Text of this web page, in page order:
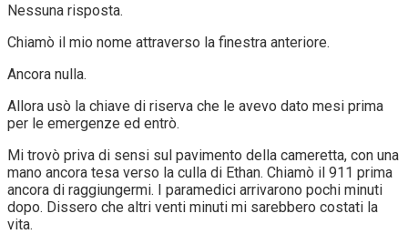
Nessuna risposta.
Chiamò il mio nome attraverso la finestra anteriore.
Ancora nulla.
Allora usò la chiave di riserva che le avevo dato mesi prima
per le emergenze ed entrò.
Mi trovò priva di sensi sul pavimento della cameretta, con una
mano ancora tesa verso la culla di Ethan. Chiamò il 911 prima
ancora di raggiungermi. I paramedici arrivarono pochi minuti
dopo. Dissero che altri venti minuti mi sarebbero costati la
vita.